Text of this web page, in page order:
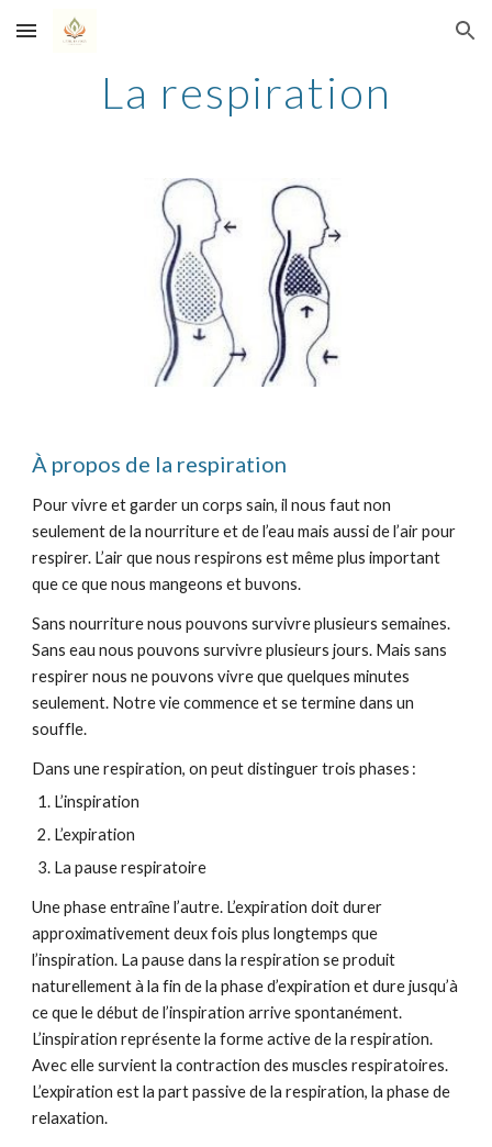
Skip to main content Skip to navigation
La respiration
À propos de la respiration
Pour vivre et garder un corps sain, il nous faut non
seulement de la nourriture et de l’eau mais aussi de l’air pour
respirer. L’air que nous respirons est même plus important
que ce que nous mangeons et buvons.
Sans nourriture nous pouvons survivre plusieurs semaines.
Sans eau nous pouvons survivre plusieurs jours. Mais sans
respirer nous ne pouvons vivre que quelques minutes
seulement. Notre vie commence et se termine dans un
souffle.
Dans une respiration, on peut distinguer trois phases :
L’inspiration
L’expiration
La pause respiratoire
Une phase entraîne l’autre. L’expiration doit durer
approximativement deux fois plus longtemps que
l’inspiration. La pause dans la respiration se produit
naturellement à la fin de la phase d’expiration et dure jusqu’à
ce que le début de l’inspiration arrive spontanément.
L’inspiration représente la forme active de la respiration.
Avec elle survient la contraction des muscles respiratoires.
L’expiration est la part passive de la respiration, la phase de
relaxation.